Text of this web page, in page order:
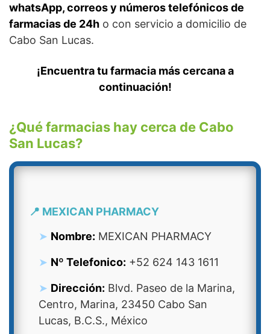
whatsApp, correos y números telefónicos de
farmacias de 24h o con servicio a domicilio de
Cabo San Lucas.
¡Encuentra tu farmacia más cercana a
continuación!
¿Qué farmacias hay cerca de Cabo
San Lucas?
📍 MEXICAN PHARMACY
Nombre: MEXICAN PHARMACY
Nº Telefonico: +52 624 143 1611
Dirección: Blvd. Paseo de la Marina,
Centro, Marina, 23450 Cabo San
Lucas, B.C.S., México